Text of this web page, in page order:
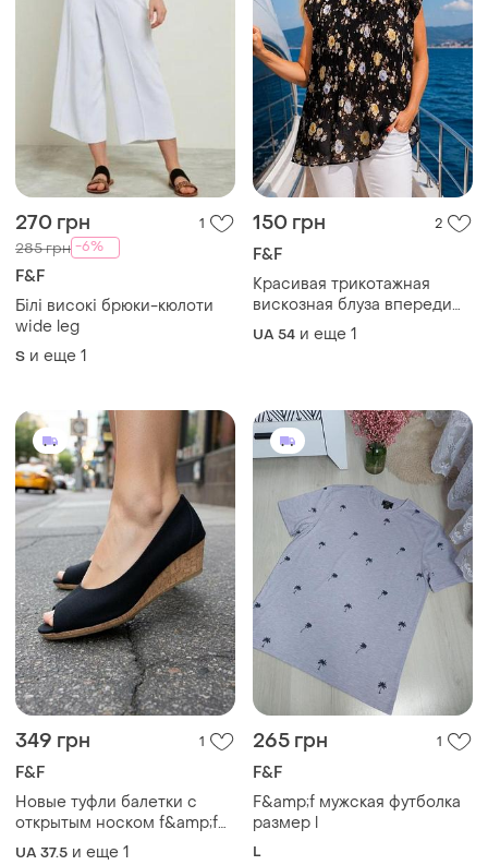
270 грн 1
285 грн -6%
F&F
Білі високі брюки-кюлоти
wide leg
S и еще 1
150 грн 2
F&F
Красивая трикотажная
вискозная блуза впереди
шифоновое плиссе
большого размера батал
UA 54 и еще 1
349 грн 1
F&F
Новые туфли балетки с
открытым носком f&amp;f
черного цвета
UA 37.5 и еще 1
265 грн 1
F&F
F&amp;f мужская футболка
размер l
L